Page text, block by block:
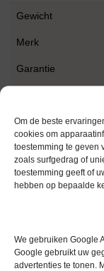
Om de beste
cookies om
toestemming te geven
zoals surfgedrag of
toestemming geeft of
hebben op bepaalde
We gebruiken Google
Google gebruikt uw
advertenties te tonen.
Gewicht
Merk
Garantie